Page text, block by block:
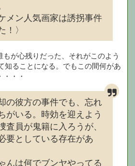
ン人気画家は誘拐事件
！〉
もが心残りだった、それがこのよう
知ることになる。でもこの間何があ
・・
の彼方の事件でも、忘れ
がいる。時効を迎えよう
査員が鬼籍に入ろうが、
要としている存在があ
んは何でブンヤやってる